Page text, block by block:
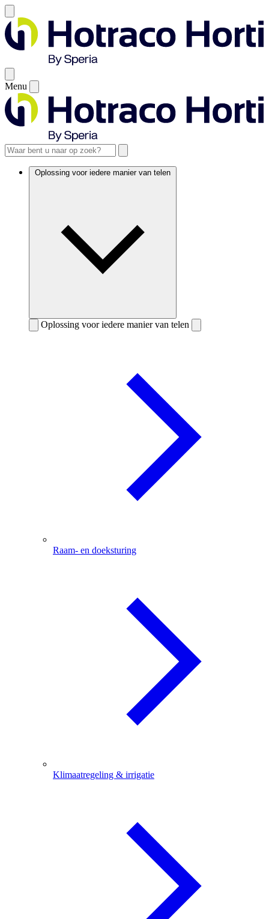
Menu
Oplossing voor iedere manier van telen
Oplossing voor iedere manier van telen
Raam- en doeksturing
Klimaatregeling & irrigatie